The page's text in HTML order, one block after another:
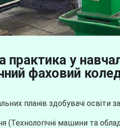
практика у
фаховий
планів здобувачі освіти
(Технологічні машини та